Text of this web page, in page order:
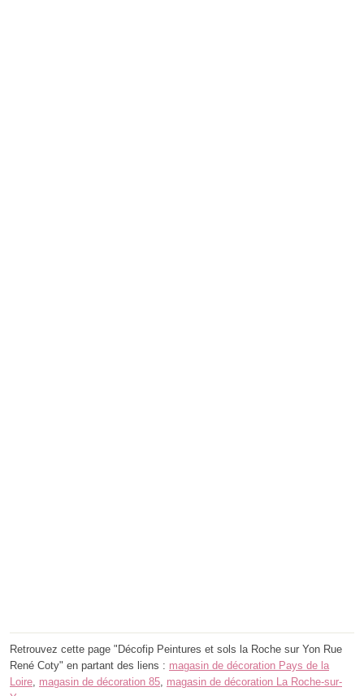
Retrouvez cette page "Décofip Peintures et sols la Roche sur Yon Rue
René Coty" en partant des liens : magasin de décoration Pays de la
Loire, magasin de décoration 85, magasin de décoration La Roche-sur-